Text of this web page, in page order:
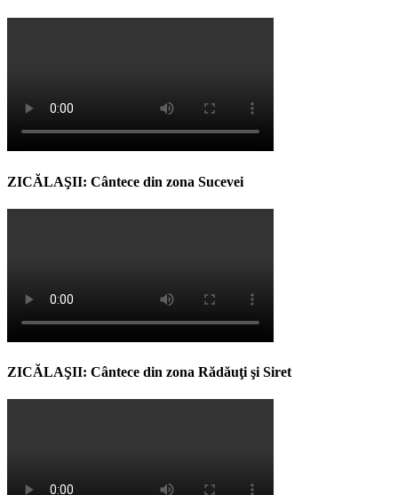
ZICĂLAŞII: Cântece din zona Sucevei
ZICĂLAŞII: Cântece din zona Rădăuţi şi Siret